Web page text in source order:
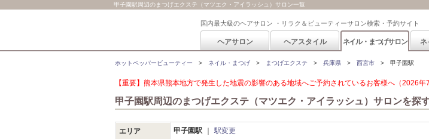
甲子園駅周辺のまつげエクステ（マツエク・アイラッシュ）サロン一覧
国内最大級のヘアサロン ・リラク＆ビューティーサロン検索・予約サイト
ヘアサロン ヘアスタイル ネイル・まつげサロン ネ
ホットペッパービューティー ネイル・まつげ まつげエクステ 兵庫県 西宮市 甲子園駅
【重要】熊本県熊本地方で発生した地震の影響のある地域へご予約されているお客様へ（2026年7
甲子園駅周辺のまつげエクステ（マツエク・アイラッシュ）サロンを探
エリア 甲子園駅 駅変更